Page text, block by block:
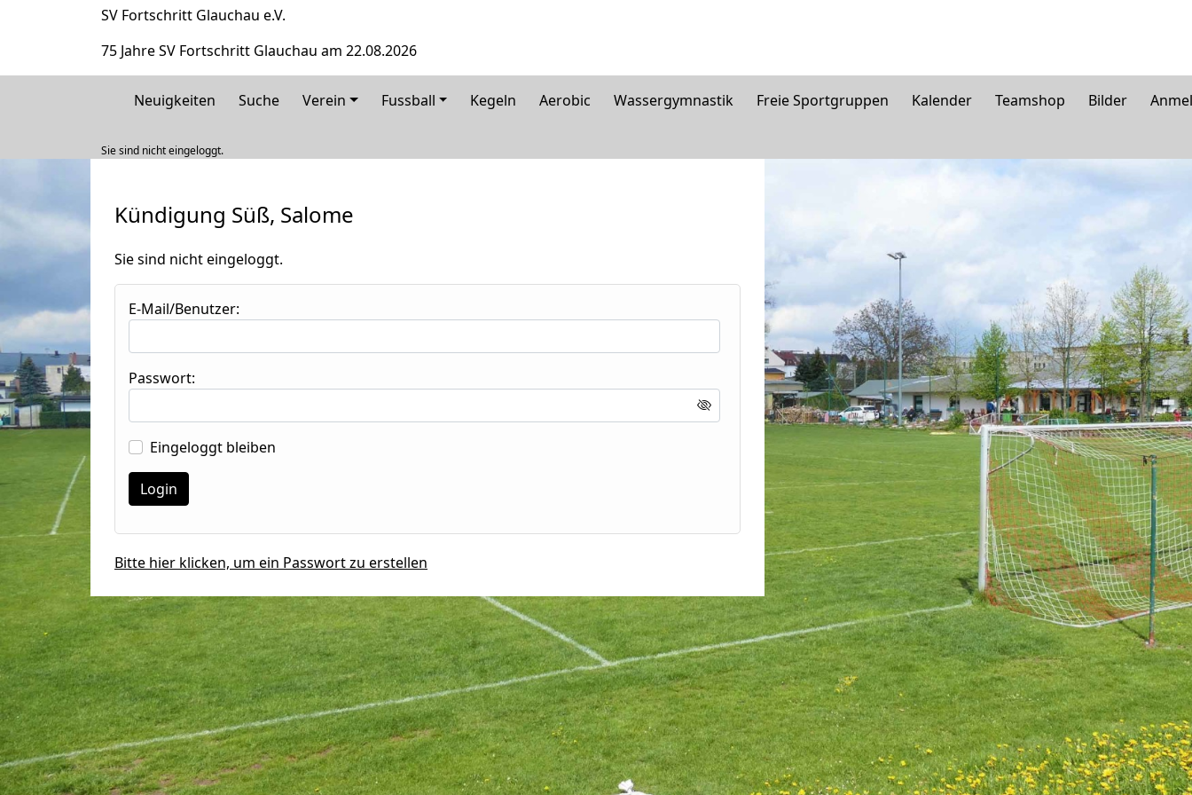
SV Fortschritt Glauchau e.V.
75 Jahre SV Fortschritt Glauchau am 22.08.2026
Neuigkeiten Suche Verein Fussball Kegeln Aerobic Wassergymnastik Freie Sportgruppen Kalender Teamshop Bilder
Sie sind nicht eingeloggt.
Kündigung Süß, Salome
Sie sind nicht eingeloggt.
E-Mail/Benutzer:
Passwort:
Eingeloggt bleiben
Bitte hier klicken, um ein Passwort zu erstellen